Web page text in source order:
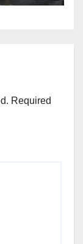
Required